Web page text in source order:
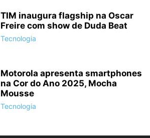
TIM inaugura flagship na Oscar
Freire com show de Duda Beat
Tecnologia
Motorola apresenta smartphones
na Cor do Ano 2025, Mocha
Mousse
Tecnologia